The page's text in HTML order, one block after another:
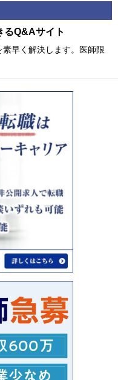
るQ&Aサイト
早く解決します。医師限